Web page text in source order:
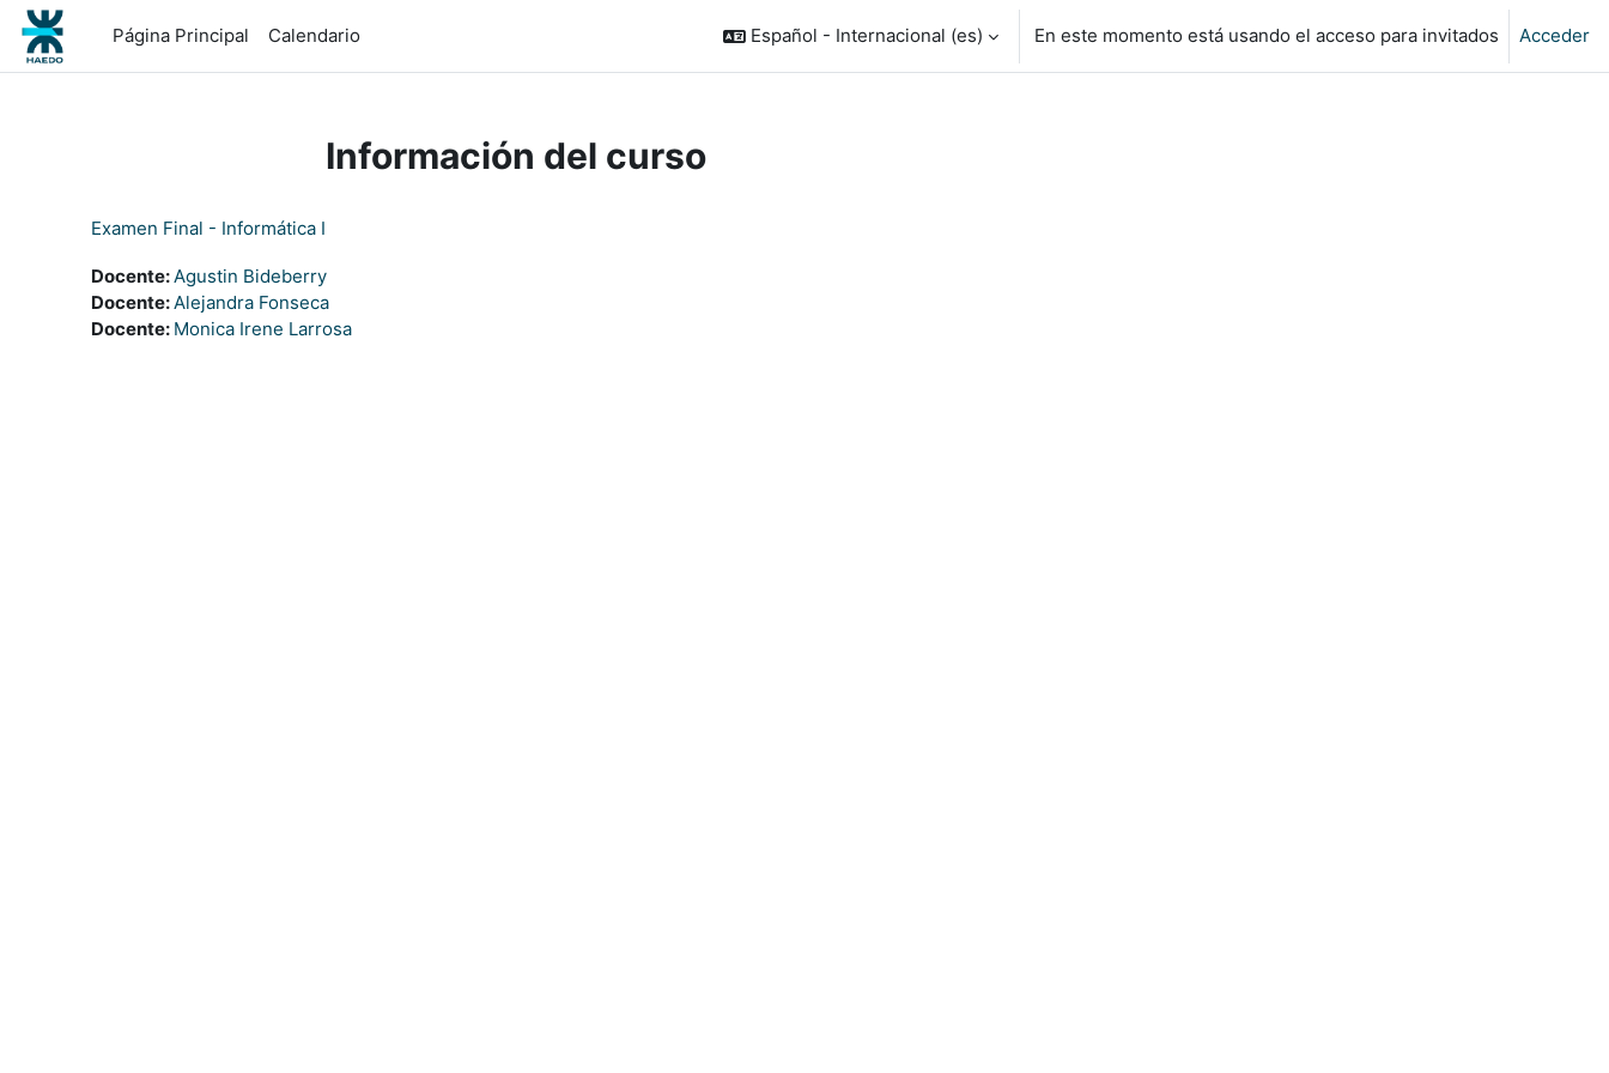
Salta al contenido principal
Página Principal
Calendario Español - Internacional ‎(es)‎ En este momento está usando el acceso para invitados Acceder
Información del curso
Examen Final - Informática I
Docente:Agustin Bideberry
Docente:Alejandra Fonseca
Docente: Monica Irene Larrosa